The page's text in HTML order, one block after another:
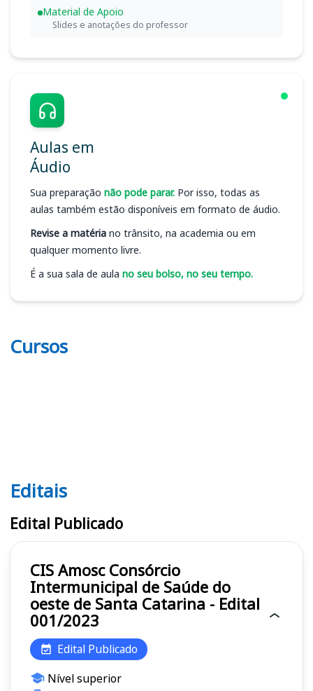
Material de Apoio
Slides e anotações do professor
Aulas em
Áudio
Sua preparação não pode parar. Por isso, todas as
aulas também estão disponíveis em formato de áudio.
Revise a matéria no trânsito, na academia ou em
qualquer momento livre.
É a sua sala de aula no seu bolso, no seu tempo.
Cursos
Editais CIS Amosc
Editais
Edital Publicado
CIS Amosc Consórcio
Intermunicipal de Saúde do
oeste de Santa Catarina - Edital
001/2023
Edital Publicado
Nível superior